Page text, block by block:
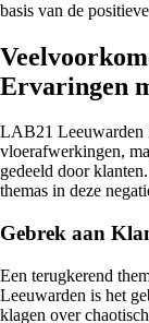
basis van de
Ervaringen
LAB21 Leeuwarden
vloerafwerkingen,
gedeeld door
themas in deze
Gebrek aan
Een terugkerend
Leeuwarden is het
klagen over